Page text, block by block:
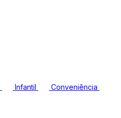
Infantil Conveniência